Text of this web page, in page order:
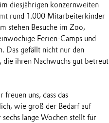
diesjährigen konzernweiten
rund 1.000 Mitarbeiterkinder
stehen Besuche im Zoo,
Ferien-Camps und
Das gefällt nicht nur den
die ihren Nachwuchs gut betreut
uns, dass das
wie groß der Bedarf auf
lange Wochen stellt für